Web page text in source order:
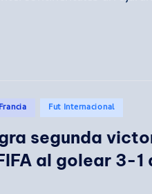
Francia Fut Internacional
segunda
al golear 3-1